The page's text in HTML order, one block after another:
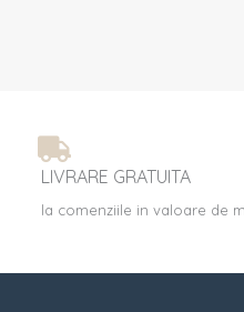
LIVRARE GRATUITA
la comenziile in valoare de